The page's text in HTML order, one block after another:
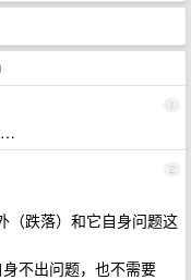
1
2
（跌落）和它自身问题这
不出问题，也不需要